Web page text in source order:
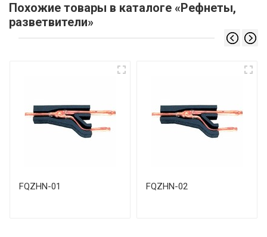
Похожие товары в каталоге «Рефнеты,
разветвители»
FQZHN-01 FQZHN-02